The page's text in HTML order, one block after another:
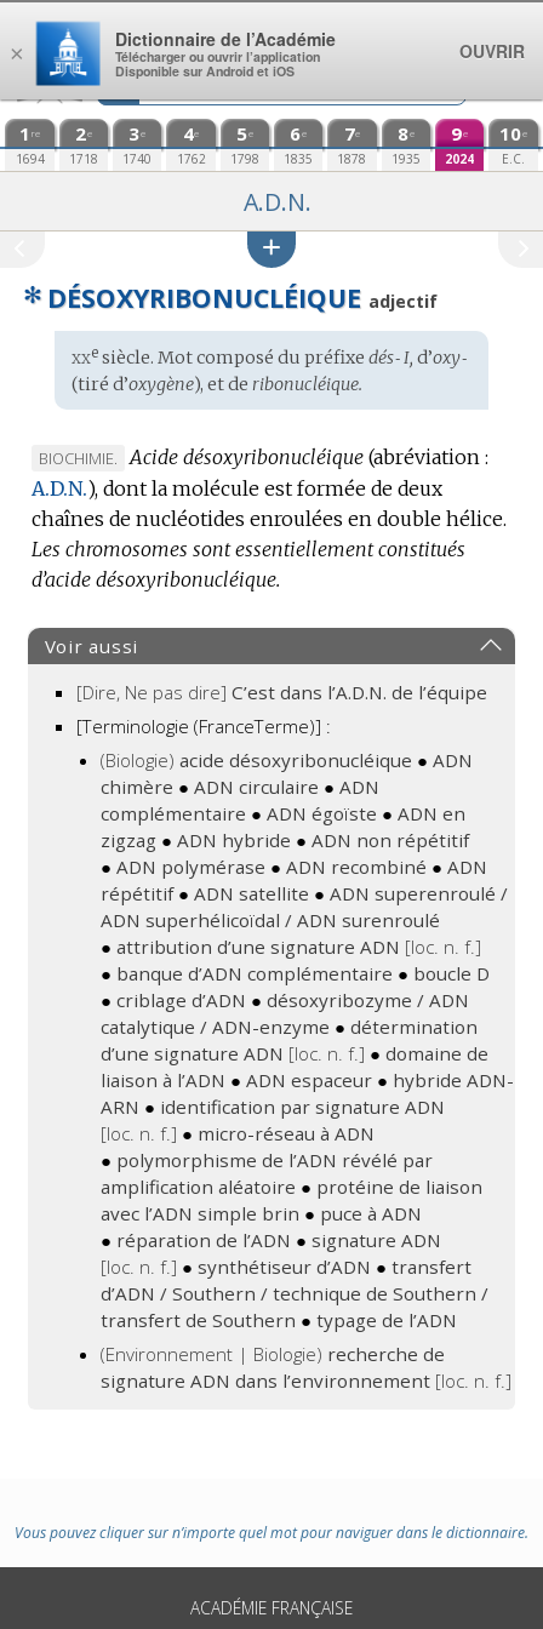
Aller au contenu
1 re
1694
2e
1718
3e
1740
4e
1762
5e
1798
6e
1835
7e
1878
8e
1935
9e
2024
10e
E.C.
A.D.N.
✻ DÉSOXYRIBONUCLÉIQUE adjectif
Étymologie
:
xxesiècle. Mot composé du préfixe dés‑ I, d’oxy‑
(tiré d’oxygène), et de ribonucléique.
MARQUE
DE
DOMAINE
:
BIOCHIMIE. Acide désoxyribonucléique (abréviation :
A.D.N.), dont la molécule est formée de deux
chaînes de nucléotides enroulées en double hélice.
Les chromosomes sont essentiellement constitués
d’acide désoxyribonucléique.
Voir aussi
[Dire, Ne pas dire]C’est dans l’A.D.N. de l’équipe
[Terminologie (FranceTerme)] :
(Biologie)acide désoxyribonucléique ●ADN
chimère ●ADN circulaire ●ADN
complémentaire ●ADN égoïste ●ADN en
zigzag ●ADN hybride ●ADN non répétitif
●ADN polymérase ●ADN recombiné ●ADN
répétitif●ADN satellite ●ADN superenroulé /
ADN superhélicoïdal / ADN surenroulé
●attribution d’une signature ADN [loc. n. f.]
● banque d’ADN complémentaire ● boucle D
●criblage d’ADN ●désoxyribozyme / ADN
catalytique / ADN-enzyme ●détermination
d’une signature ADN [loc. n. f.] ●domaine de
liaison à l’ADN ●ADN espaceur ● hybride ADN-
ARN ● identification par signature ADN
[loc. n. f.] ● micro-réseau à ADN
● polymorphisme de l’ADN révélé par
amplification aléatoire ● protéine de liaison
avec l’ADN simple brin ● puce à ADN
● réparation de l’ADN ● signature ADN
[loc. n. f.] ● synthétiseur d’ADN ●transfert
d’ADN / Southern / technique de Southern /
transfert de Southern ●typage de l’ADN
(Environnement | Biologie) recherche de
signature ADN dans l’environnement [loc. n. f.]
Vous pouvez cliquer sur n’importe quel mot pour naviguer dans le dictionnaire.
ACADÉMIE FRANÇAISE
×
Dictionnaire de l’Académie
Télécharger ou ouvrir l’application
Disponible sur Android et iOS
OUVRIR